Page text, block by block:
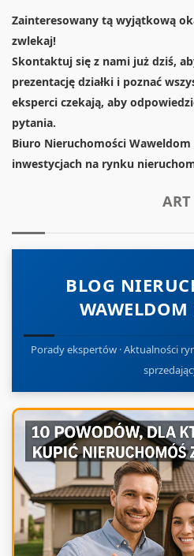
Zainteresowany tą wyjątkową
zwlekaj!
Skontaktuj się z nami już dziś,
prezentację działki i poznać
eksperci czekają, aby
pytania.
Biuro Nieruchomości
inwestycjach na rynku
ART
BLOG
Porady ekspertów · Aktualności